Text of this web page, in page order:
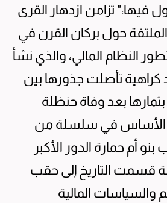
فيها:" تزامن ازدهار القرى
حول بركان القرن في
النظام المالي، والذي نشأ
كراهية تأصلت جذورها بين
بعد وفاة حنظلة
الأساس في سلسلة من
أم حمارة الدور الأكبر
قسمت التاريخ إلى حقب
والسياسات المالية